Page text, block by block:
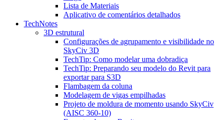
Lista de Materiais
Aplicativo de comentários detalhados
TechNotes
3D estrutural
Configurações de agrupamento e visibilidade no
SkyCiv 3D
TechTip: Como modelar uma dobradiça
TechTip: Preparando seu modelo do Revit para
exportar para S3D
Flambagem da coluna
Modelagem de vigas empilhadas
Projeto de moldura de momento usando SkyCiv
(AISC 360-10)